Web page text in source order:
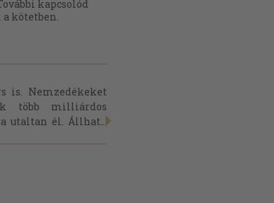
kapcsolód
kötetben.
is. Nemzedékeket
több milliárdos
utaltan él. Állhat...